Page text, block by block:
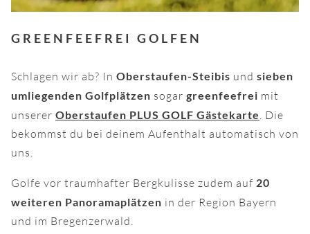
GREENFEEFREI GOLFEN
Schlagen wir ab? In Oberstaufen-Steibis und sieben
umliegenden Golfplätzen sogar greenfeefrei mit
unserer Oberstaufen PLUS GOLF Gästekarte . Die
bekommst du bei deinem Aufenthalt automatisch von
uns.
Golfe vor traumhafter Bergkulisse zudem auf 20
weiteren Panoramaplätzen in der Region Bayern
und im Bregenzerwald.